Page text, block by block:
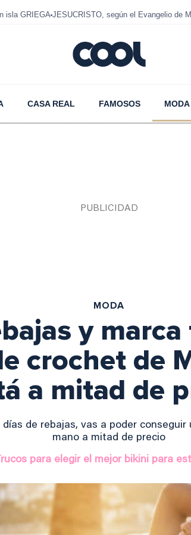
isla GRIEGA JESUCRISTO, según el Evangelio de
CASA REAL FAMOSOS MODA
MODA
y
crochet de
a mitad de
de rebajas, vas a poder
mano a mitad de precio
para elegir el mejor bikini para